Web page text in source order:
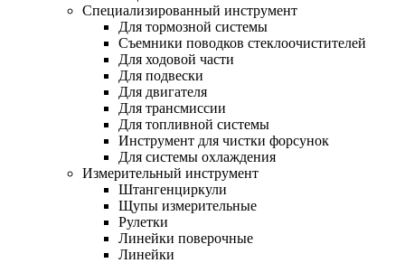
Специализированный инструмент
Для тормозной системы
Съемники поводков стеклоочистителей
Для ходовой части
Для подвески
Для двигателя
Для трансмиссии
Для топливной системы
Инструмент для чистки форсунок
Для системы охлаждения
Измерительный инструмент
Штангенциркули
Щупы измерительные
Рулетки
Линейки поверочные
Линейки